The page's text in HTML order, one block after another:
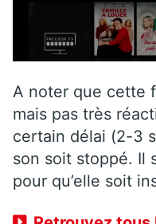
A noter que cette
mais pas très
certain délai (2-3
son soit stoppé. Il
pour qu’elle soit